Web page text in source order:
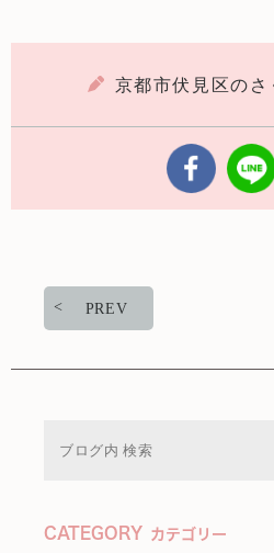
京都市伏見区のさ
PREV
CATEGORY カテゴリー